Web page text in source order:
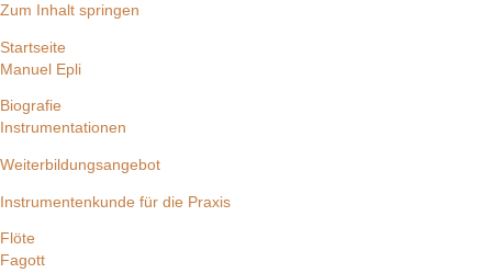
Zum Inhalt springen
Startseite
Manuel Epli
Biografie
Instrumentationen
Weiterbildungsangebot
Instrumentenkunde für die Praxis
Flöte
Fagott